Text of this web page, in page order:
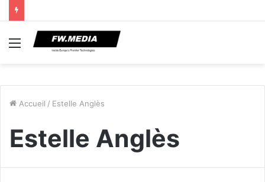
Menu
Accueil / Estelle Anglès
Estelle Anglès